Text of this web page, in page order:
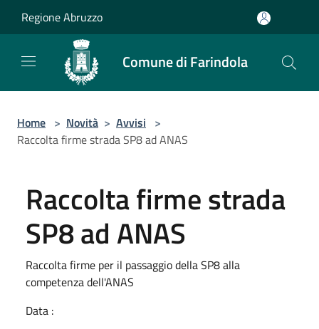
Regione Abruzzo
Comune di Farindola
Home > Novità > Avvisi >
Raccolta firme strada SP8 ad ANAS
Raccolta firme strada
SP8 ad ANAS
Raccolta firme per il passaggio della SP8 alla
competenza dell'ANAS
Data :